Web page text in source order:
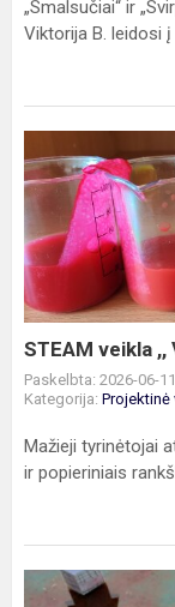
„Smalsučiai“ ir
Viktorija B. leidosi į
veikla
,,
Vaivorykštės
keliu
"
STEAM veikla
Paskelbta: 2026-06-11
Kategorija: Projektinė
Mažieji tyrinėtojai
ir popieriniais
Steam